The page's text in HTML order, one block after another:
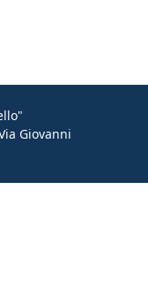
Giovanni